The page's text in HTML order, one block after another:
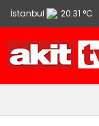
İstanbul 20.31 °C
Ankara 13.9 °C
İzmir 21.86 °C